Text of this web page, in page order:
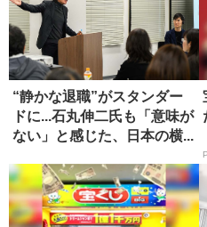
“静かな退職”がスタンダー
ドに...石丸伸二氏も「意味が
ない」と感じた、日本の横...